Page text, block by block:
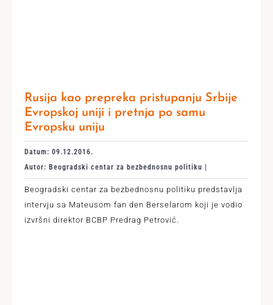
Rusija kao prepreka pristupanju Srbije
Evropskoj uniji i pretnja po samu
Evropsku uniju
Datum: 09.12.2016.
Autor: Beogradski centar za bezbednosnu politiku |
Beogradski centar za bezbednosnu politiku predstavlja
intervju sa Mateusom fan den Berselarom koji je vodio
izvršni direktor BCBP Predrag Petrović.